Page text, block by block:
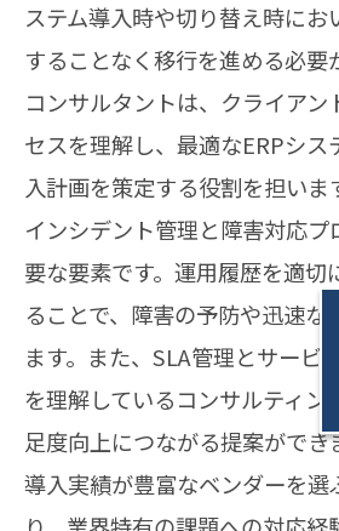
ステム導入時や切り替え時にお
することなく移行を進める必要
コンサルタントは、クライアン
セスを理解し、最適なERPシス
入計画を策定する役割を担いま
インシデント管理と障害対応
要な要素です。運用履歴を適切
ることで、障害の予防や迅速な
ます。また、SLA管理とサービ
を理解しているコンサルティン
足度向上につながる提案ができ
導入実績が豊富なベンダーを選